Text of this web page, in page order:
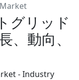
グリッド
、動向、
- Industry